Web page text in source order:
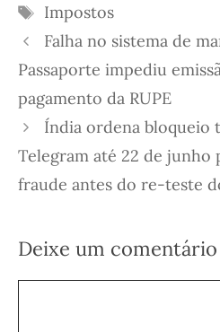
Etiquetas
Impostos
Falha no sistema de
Passaporte impediu
pagamento da RUPE
Índia ordena bloqueio
Telegram até 22 de junho
fraude antes do re-teste
Deixe um comentário